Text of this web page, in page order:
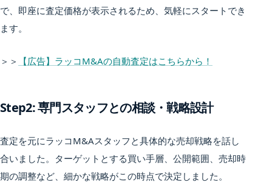
で、即座に査定価格が表示されるため、気軽にスタートでき
ます。
＞＞ 【広告】ラッコM&Aの自動査定はこちらから！
Step2: 専門スタッフとの相談・戦略設計
査定を元にラッコM&Aスタッフと具体的な売却戦略を話し
合いました。ターゲットとする買い手層、公開範囲、売却時
期の調整など、細かな戦略がこの時点で決定しました。